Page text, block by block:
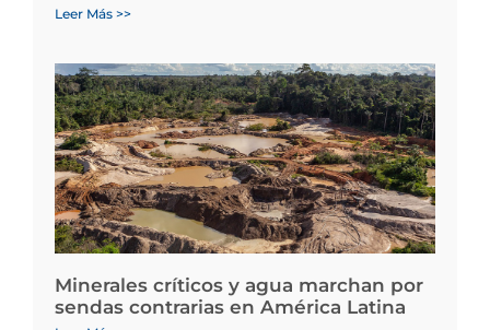
Leer Más >>
Minerales críticos y agua marchan por
sendas contrarias en América Latina